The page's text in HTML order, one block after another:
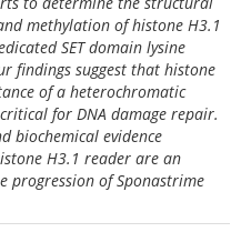
methylation of histone H3.1
SET domain lysine
findings suggest that histone
of a heterochromatic
for DNA damage repair.
biochemical evidence
H3.1 reader are an
of Sponastrime